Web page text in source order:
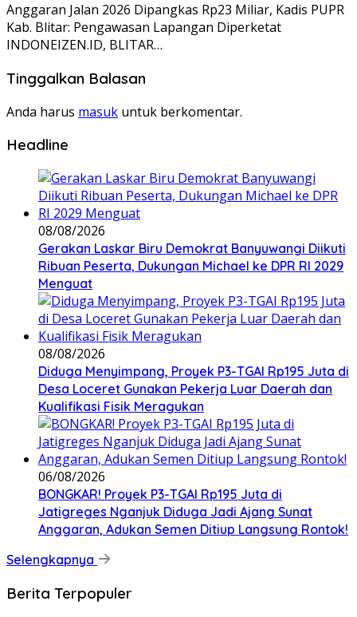
Anggaran Jalan 2026 Dipangkas Rp23 Miliar, Kadis PUPR
Kab. Blitar: Pengawasan Lapangan Diperketat
INDONEIZEN.ID, BLITAR…
Tinggalkan Balasan
Anda harus masuk untuk berkomentar.
Headline
08/08/2026
Gerakan Laskar Biru Demokrat Banyuwangi Diikuti
Ribuan Peserta, Dukungan Michael ke DPR RI 2029
Menguat
08/08/2026
Diduga Menyimpang, Proyek P3-TGAI Rp195 Juta di
Desa Loceret Gunakan Pekerja Luar Daerah dan
Kualifikasi Fisik Meragukan
06/08/2026
BONGKAR! Proyek P3-TGAI Rp195 Juta di
Jatigreges Nganjuk Diduga Jadi Ajang Sunat
Anggaran, Adukan Semen Ditiup Langsung Rontok!
Selengkapnya
Berita Terpopuler